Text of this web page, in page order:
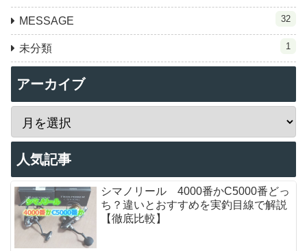
MESSAGE 32
未分類 1
アーカイブ
人気記事
シマノリール 4000番かC5000番どっ
ち？違いとおすすめを実釣目線で解説
【徹底比較】